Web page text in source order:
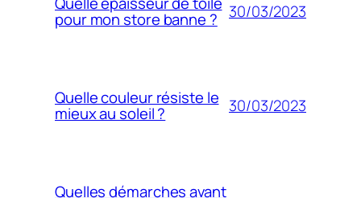
pour mon store banne ? 30/03/2023
Quelle couleur résiste le
mieux au soleil ? 30/03/2023
Quelles démarches avant